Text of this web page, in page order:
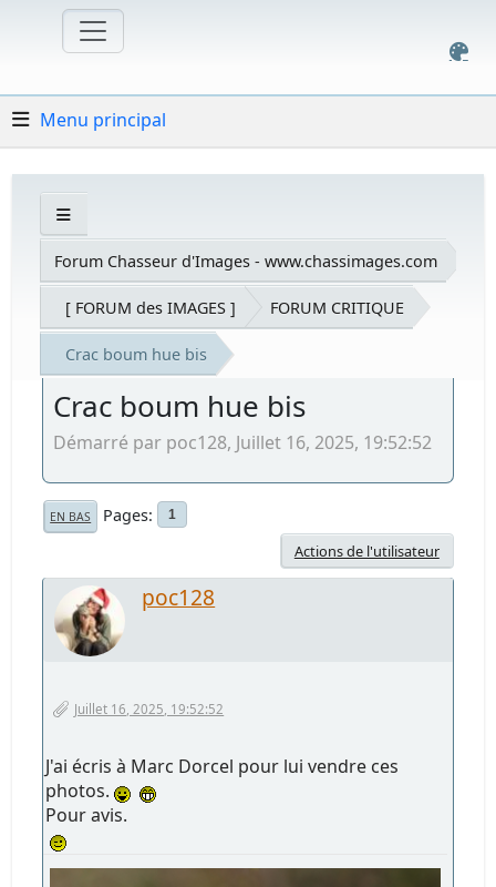
Menu principal
Forum Chasseur d'Images - www.chassimages.com
[ FORUM des IMAGES ] FORUM CRITIQUE
Crac boum hue bis
Crac boum hue bis
Démarré par poc128, Juillet 16, 2025, 19:52:52
EN BAS Pages 1
Actions de l'utilisateur
poc128
Juillet 16, 2025, 19:52:52
J'ai écris à Marc Dorcel pour lui vendre ces
photos.
Pour avis.